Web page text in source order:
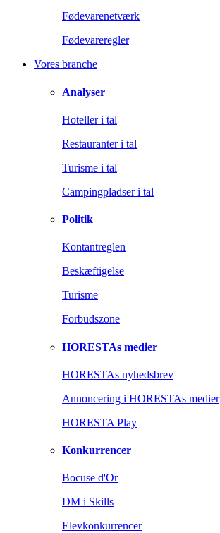
Fødevarenetværk
Fødevareregler
Vores branche
Analyser
Hoteller i tal
Restauranter i tal
Turisme i tal
Campingpladser i tal
Politik
Kontantreglen
Beskæftigelse
Turisme
Forbudszone
HORESTAs medier
HORESTAs nyhedsbrev
Annoncering i HORESTAs medier
HORESTA Play
Konkurrencer
Bocuse d'Or
DM i Skills
Elevkonkurrencer